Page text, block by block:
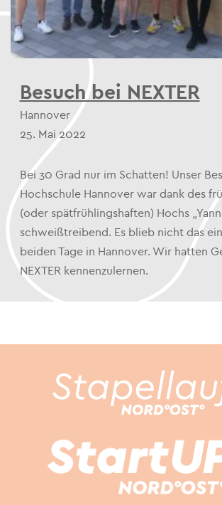
Besuch bei NEXTER
Hannover
25. Mai 2022
Bei 30 Grad nur im Schatten! Unser
Hochschule Hannover war dank des
(oder spätfrühlingshaften) Hochs
schweißtreibend. Es blieb nicht das
beiden Tage in Hannover. Wir hatten
NEXTER kennenzulernen.